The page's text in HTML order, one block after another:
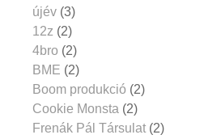
újév (3)
12z (2)
4bro (2)
BME (2)
Boom produkció (2)
Cookie Monsta (2)
Frenák Pál Társulat (2)